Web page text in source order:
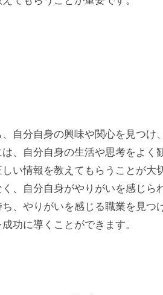
自分自身の興味や関心を見つけ
、自分自身の生活や思考をよく
い情報を教えてもらうことが
、自分自身がやりがいを感じ
、やりがいを感じる職業を見つ
功に導くことができます。